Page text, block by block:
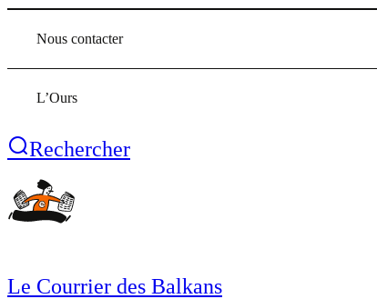
Nous contacter
L’Ours
Rechercher
Le Courrier des Balkans